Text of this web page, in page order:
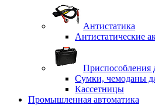
Антистатика
Антистатические
Приспособления
Сумки, чемоданы
Кассетницы
Промышленная автоматика